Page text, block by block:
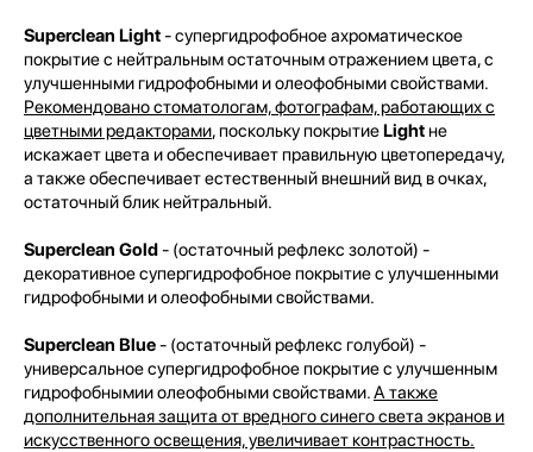
Superclean Light- супергидрофобное ахроматическое
покрытие с нейтральным остаточным отражением цвета, с
улучшенными гидрофобными и олеофобными свойствами.
Рекомендовано стоматологам, фотографам, работающих с
цветными редакторами, поскольку покрытиеLightне
искажает цвета и обеспечивает правильную цветопередачу,
а также обеспечивает естественный внешний вид в очках,
остаточный блик нейтральный.
Superclean Gold- (остаточный рефлекс золотой) -
декоративное супергидрофобное покрытие с улучшенными
гидрофобными и олеофобными свойствами.
Superclean Blue- (остаточный рефлекс голубой) -
универсальное супергидрофобное покрытие с улучшенным
гидрофобнымии олеофобными свойствами.А также
дополнительная защита от вредного синего света экранов и
искусственного освещения, увеличивает контрастность.